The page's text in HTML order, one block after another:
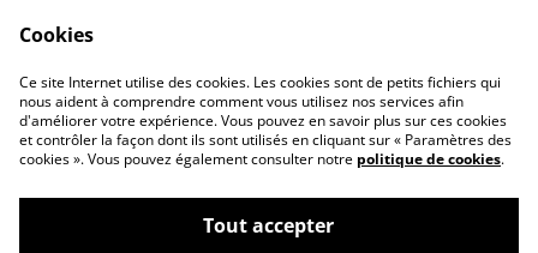
Contactez-nous
Conditions
Politique de
confidentialité
Politique de cookies
Cookies
Ce site Internet utilise des cookies. Les cookies sont de petits fichiers qui
nous aident à comprendre comment vous utilisez nos services afin
d'améliorer votre expérience. Vous pouvez en savoir plus sur ces cookies
et contrôler la façon dont ils sont utilisés en cliquant sur « Paramètres des
cookies ». Vous pouvez également consulter notre politique de cookies.
Tout accepter